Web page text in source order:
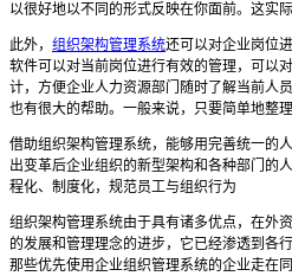
以很好地以不同的形式反映在你面前。这实
此外， 组织架构管理系统还可以对企业岗位
软件可以对当前岗位进行有效的管理，可以
计，方便企业人力资源部门随时了解当前人
也有很大的帮助。一般来说，只要简单地整
借助组织架构管理系统，能够用完善统一的
出变革后企业组织的新型架构和各种部门的
程化、制度化，规范员工与组织行为
组织架构管理系统由于具有诸多优点，在外
的发展和管理理念的进步，它已经渗透到各
那些优先使用企业组织管理系统的企业走在同